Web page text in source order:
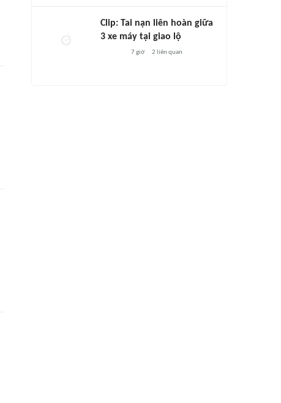
Clip: Tai nạn liên hoàn giữa
3 xe máy tại giao lộ
7 giờ 2 liên quan